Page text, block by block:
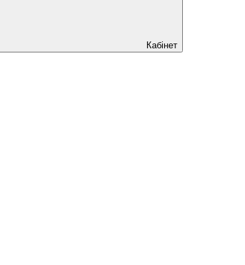
Кабінет